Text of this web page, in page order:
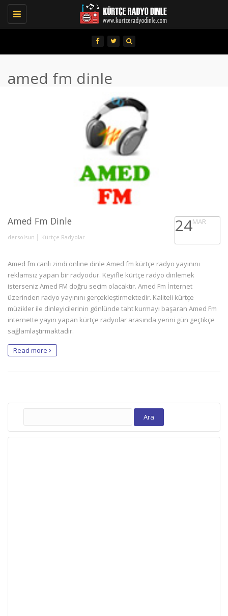
Toggle
navigation
amed fm dinle
Amed Fm Dinle
dersolsun | Kürtçe Radyolar
24MAR
Amed fm canlı zindi online dinle Amed fm kürtçe radyo yayınını
reklamsız yapan bir radyodur. Keyifle kürtçe radyo dinlemek
isterseniz Amed FM doğru seçim olacaktır. Amed Fm İnternet
üzerinden radyo yayınını gerçekleştirmektedir. Kaliteli kürtçe
müzikler ile dinleyicilerinin gönlünde taht kurmayı başaran Amed Fm
internette yayın yapan kürtçe radyolar arasında yerini gün geçtikçe
sağlamlaştırmaktadır.
Read more
Arama: